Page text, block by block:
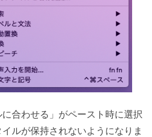
に合わせる」がペースト時に選択
ルが保持されないようになりま